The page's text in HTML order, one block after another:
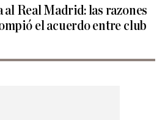
Real Madrid: las razones
el acuerdo entre club